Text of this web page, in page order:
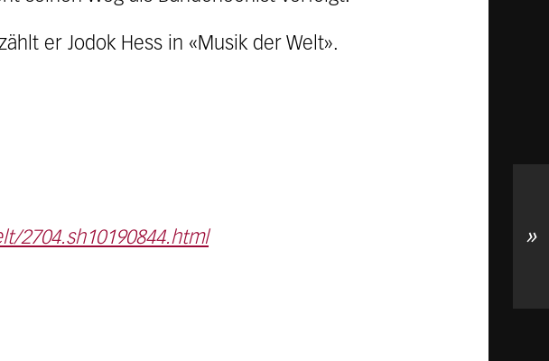
er Jodok Hess in «Musik der Welt».
2704.sh10190844.html »